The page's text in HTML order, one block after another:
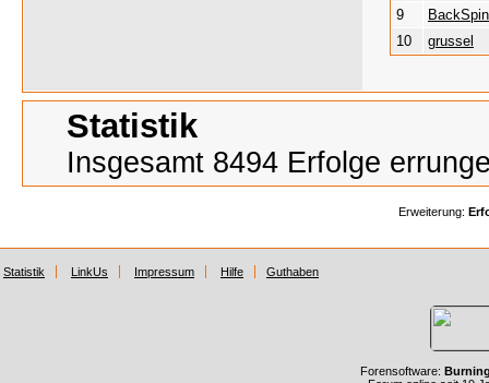
9
10
grussel
Statistik
Insgesamt 8494 Erfolge
Erweiterung:
Statistik LinkUs Impressum Hilfe Guthaben
Forensoftware: